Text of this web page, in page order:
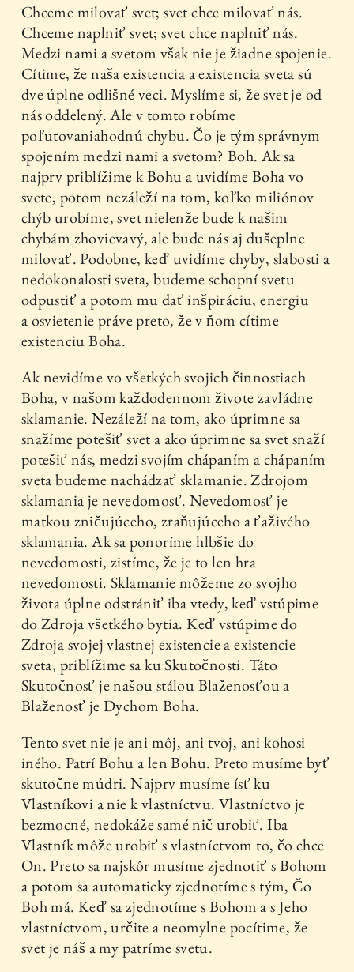
Chceme milovať svet; svet chce milovať nás.
Chceme naplniť svet; svet chce naplniť nás.
Medzi nami a svetom však nie je žiadne spojenie.
Cítime, že naša existencia a existencia sveta sú
dve úplne odlišné veci. Myslíme si, že svet je od
nás oddelený. Ale v tomto robíme
poľutovaniahodnú chybu. Čo je tým správnym
spojením medzi nami a svetom? Boh. Ak sa
najprv priblížime k Bohu a uvidíme Boha vo
svete, potom nezáleží na tom, koľko miliónov
chýb urobíme, svet nielenže bude k našim
chybám zhovievavý, ale bude nás aj dušeplne
milovať. Podobne, keď uvidíme chyby, slabosti a
nedokonalosti sveta, budeme schopní svetu
odpustiť a potom mu dať inšpiráciu, energiu
a osvietenie práve preto, že v ňom cítime
existenciu Boha.
Ak nevidíme vo všetkých svojich činnostiach
Boha, v našom každodennom živote zavládne
sklamanie. Nezáleží na tom, ako úprimne sa
snažíme potešiť svet a ako úprimne sa svet snaží
potešiť nás, medzi svojím chápaním a chápaním
sveta budeme nachádzať sklamanie. Zdrojom
sklamania je nevedomosť. Nevedomosť je
matkou zničujúceho, zraňujúceho a ťaživého
sklamania. Ak sa ponoríme hlbšie do
nevedomosti, zistíme, že je to len hra
nevedomosti. Sklamanie môžeme zo svojho
života úplne odstrániť iba vtedy, keď vstúpime
do Zdroja všetkého bytia. Keď vstúpime do
Zdroja svojej vlastnej existencie a existencie
sveta, priblížime sa ku Skutočnosti. Táto
Skutočnosť je našou stálou Blaženosťou a
Blaženosť je Dychom Boha.
Tento svet nie je ani môj, ani tvoj, ani kohosi
iného. Patrí Bohu a len Bohu. Preto musíme byť
skutočne múdri. Najprv musíme ísť ku
Vlastníkovi a nie k vlastníctvu. Vlastníctvo je
bezmocné, nedokáže samé nič urobiť. Iba
Vlastník môže urobiť s vlastníctvom to, čo chce
On. Preto sa najskôr musíme zjednotiť s Bohom
a potom sa automaticky zjednotíme s tým, Čo
Boh má. Keď sa zjednotíme s Bohom a s Jeho
vlastníctvom, určite a neomylne pocítime, že
svet je náš a my patríme svetu.